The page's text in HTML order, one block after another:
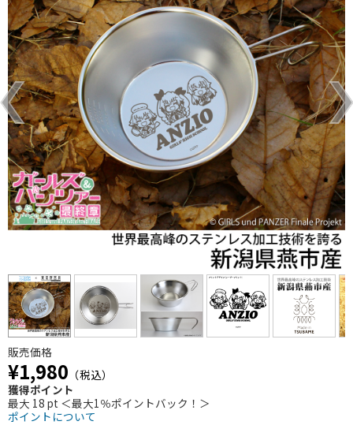
販売価格
¥1,980 （税込）
獲得ポイント
最大 18 pt ＜最大1％ポイントバック！＞
ポイントについて